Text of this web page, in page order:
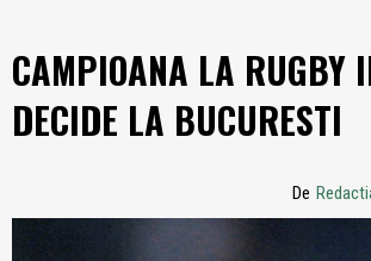
CAMPIOANA LA RUGBY
DECIDE LA BUCURESTI
De